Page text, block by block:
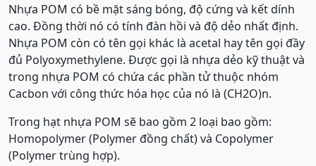
Nhựa POM có bề mặt sáng bóng, độ cứng và kết dính
cao. Đồng thời nó có tính đàn hồi và độ dẻo nhất định.
Nhựa POM còn có tên gọi khác là acetal hay tên gọi đầy
đủ Polyoxymethylene. Được gọi là nhựa dẻo kỹ thuật và
trong nhựa POM có chứa các phần tử thuộc nhóm
Cacbon với công thức hóa học của nó là (CH2O)n.
Trong hạt nhựa POM sẽ bao gồm 2 loại bao gồm:
Homopolymer (Polymer đồng chất) và Copolymer
(Polymer trùng hợp).